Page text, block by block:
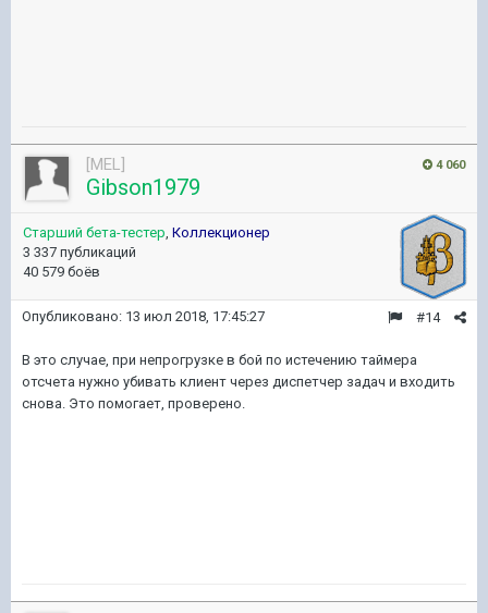
4 060
[MEL]
Gibson1979
Старший бета-тестер, Коллекционер
3 337 публикаций
40 579 боёв
#14
Опубликовано: 13 июл 2018, 17:45:27
В это случае, при непрогрузке в бой по истечению таймера
отсчета нужно убивать клиент через диспетчер задач и входить
снова. Это помогает, проверено.